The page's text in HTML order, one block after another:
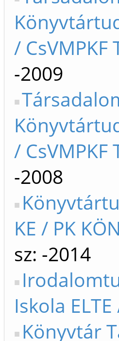
/ CsVMPKF
-2009
/ CsVMPKF
-2008
KE / PK
sz: -2014
Iskola
Könyvtár